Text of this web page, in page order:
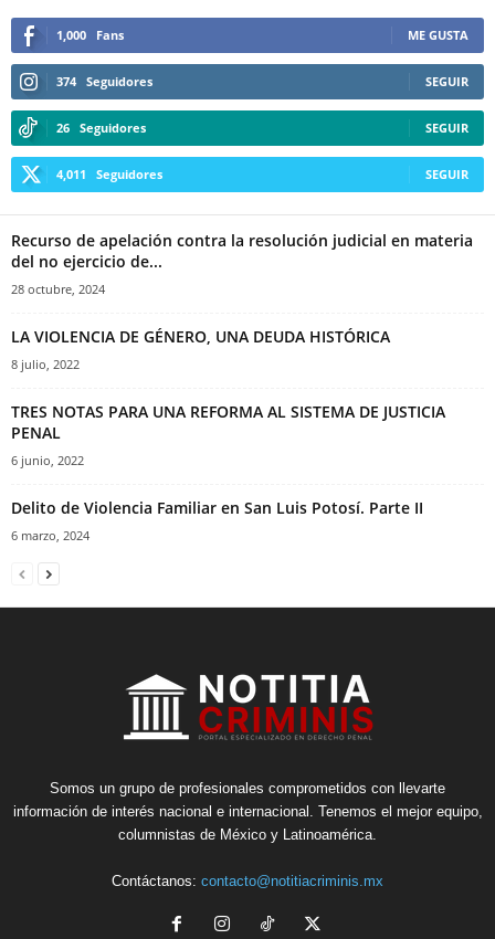
1,000 Fans ME GUSTA
374 Seguidores SEGUIR
26 Seguidores SEGUIR
4,011 Seguidores SEGUIR
Recurso de apelación contra la resolución judicial en materia
del no ejercicio de...
28 octubre, 2024
LA VIOLENCIA DE GÉNERO, UNA DEUDA HISTÓRICA
8 julio, 2022
TRES NOTAS PARA UNA REFORMA AL SISTEMA DE JUSTICIA
PENAL
6 junio, 2022
Delito de Violencia Familiar en San Luis Potosí. Parte II
6 marzo, 2024
Somos un grupo de profesionales comprometidos con llevarte
información de interés nacional e internacional. Tenemos el mejor equipo,
columnistas de México y Latinoamérica.
Contáctanos: contacto@notitiacriminis.mx